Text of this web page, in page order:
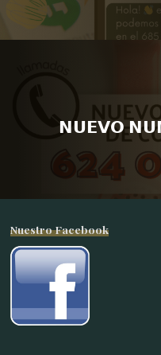
𝗡𝗨𝗘𝗩𝗢
Nuestro Facebook